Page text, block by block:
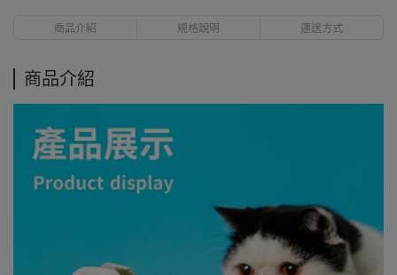
商品介紹 規格說明 運送方式
商品介紹